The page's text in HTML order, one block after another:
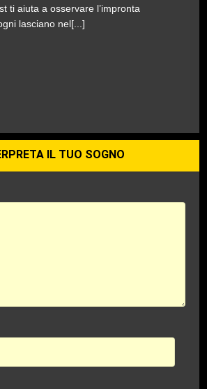
ti aiuta a osservare l’impronta
lasciano nel[...]
IL TUO SOGNO